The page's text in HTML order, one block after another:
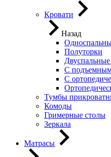
Кровати
Назад
Полуторки
Двуспальные
С
С
Тумбы
Комоды
Гримерные столы
Зеркала
Матрасы